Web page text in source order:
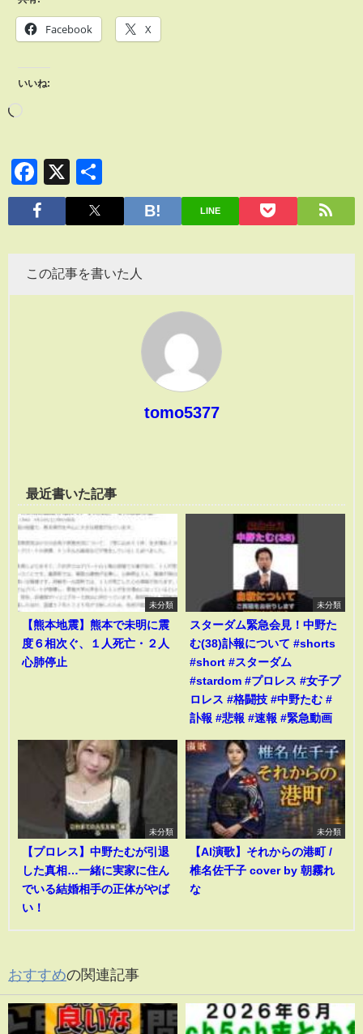
Facebook X
いいね:
Facebook
X
有
LINE
この記事を書いた人
tomo5377
最近書いた記事
未分類
【熊本地震】熊本で未明に震
度６相次ぐ、１人死亡・２人
心肺停止
未分類
スターダム緊急会見！中野た
む(38)訃報について #shorts
#short #スターダム
#stardom #プロレス #女子プ
ロレス #格闘技 #中野たむ #
訃報 #悲報 #速報 #緊急動画
未分類
【プロレス】中野たむが引退
した真相…一緒に実家に住ん
でいる結婚相手の正体がやば
い！
未分類
【AI演歌】それからの港町 /
椎名佐千子 cover by 朝霧れ
な
おすすめの関連記事